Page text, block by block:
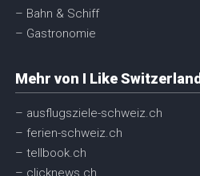
– Bahn & Schiff
– Gastronomie
Mehr von I Like Switzerland
– ausflugsziele-schweiz.ch
– ferien-schweiz.ch
– tellbook.ch
– clicknews.ch